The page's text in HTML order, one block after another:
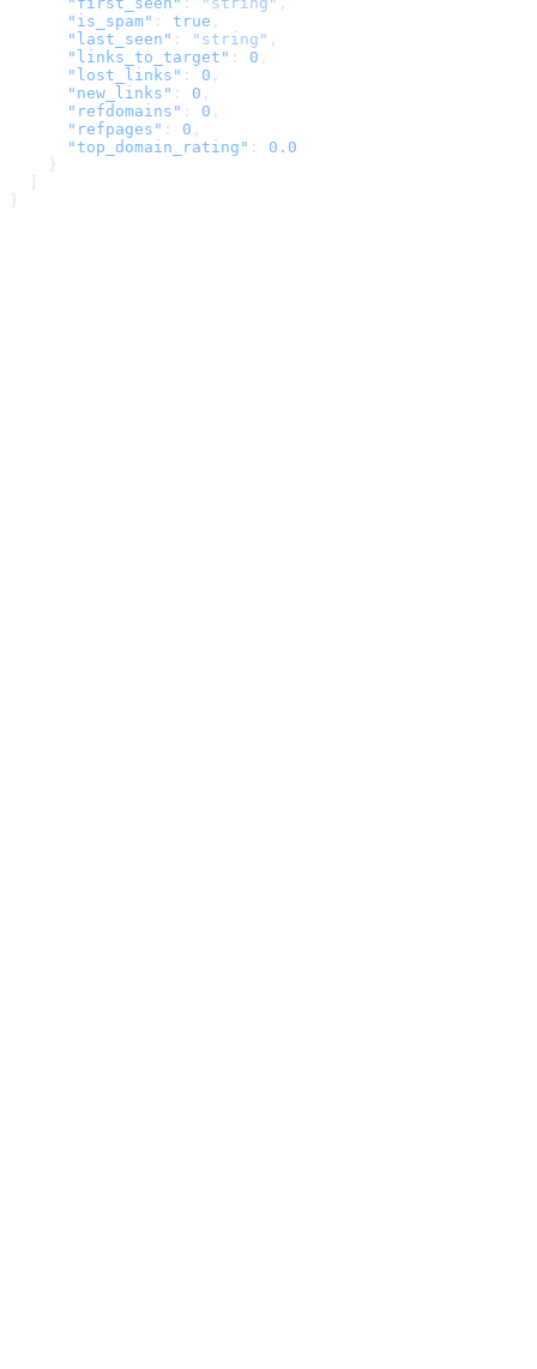
      "is_spam"
: true ,
      "last_seen"
: "string" ,
      "links_to_target"
: 0 ,
      "lost_links"
: 0 ,
      "new_links"
: 0 ,
      "refdomains"
: 0 ,
      "refpages"
: 0 ,
      "top_domain_rating"
: 0.0
    }
}